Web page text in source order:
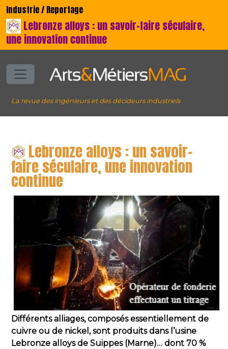
Industrie / Reportage
Lebronze alloys : un savoir-faire séculaire,
une innovation continue
La revue des ingénieurs et des décideurs industriels
Lebronze alloys : un savoir-
faire séculaire, une innovation
continue
Différents alliages, composés essentiellement de
cuivre ou de nickel, sont produits dans l’usine
Lebronze alloys de Suippes (Marne)… dont 70 %